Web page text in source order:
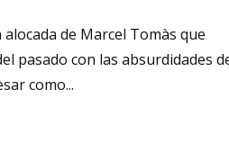
de Marcel Tomàs que
pasado con las absurdidades
como...